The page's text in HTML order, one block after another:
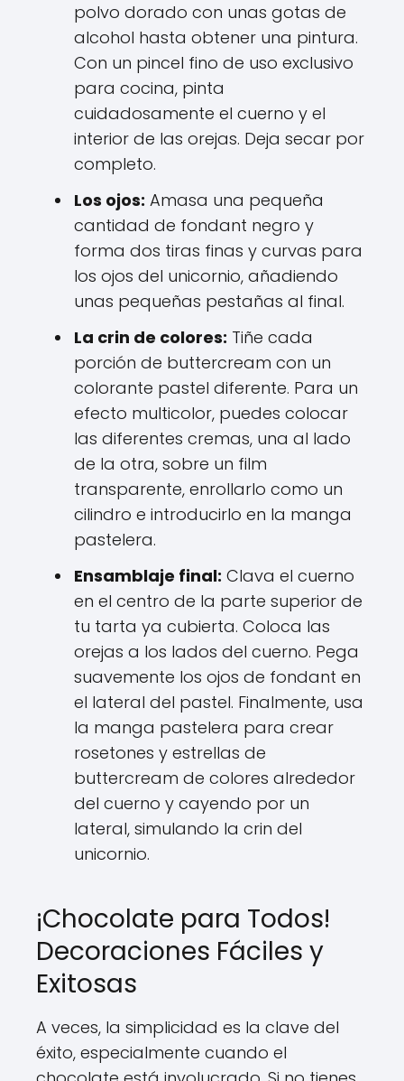
polvo dorado con unas gotas de
alcohol hasta obtener una pintura.
Con un pincel fino de uso exclusivo
para cocina, pinta
cuidadosamente el cuerno y el
interior de las orejas. Deja secar por
completo.
Los ojos: Amasa una pequeña
cantidad de fondant negro y
forma dos tiras finas y curvas para
los ojos del unicornio, añadiendo
unas pequeñas pestañas al final.
La crin de colores: Tiñe cada
porción de buttercream con un
colorante pastel diferente. Para un
efecto multicolor, puedes colocar
las diferentes cremas, una al lado
de la otra, sobre un film
transparente, enrollarlo como un
cilindro e introducirlo en la manga
pastelera.
Ensamblaje final: Clava el cuerno
en el centro de la parte superior de
tu tarta ya cubierta. Coloca las
orejas a los lados del cuerno. Pega
suavemente los ojos de fondant en
el lateral del pastel. Finalmente, usa
la manga pastelera para crear
rosetones y estrellas de
buttercream de colores alrededor
del cuerno y cayendo por un
lateral, simulando la crin del
unicornio.
¡Chocolate para Todos!
Decoraciones Fáciles y
Exitosas
A veces, la simplicidad es la clave del
éxito, especialmente cuando el